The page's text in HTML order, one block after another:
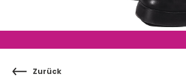
Zurück